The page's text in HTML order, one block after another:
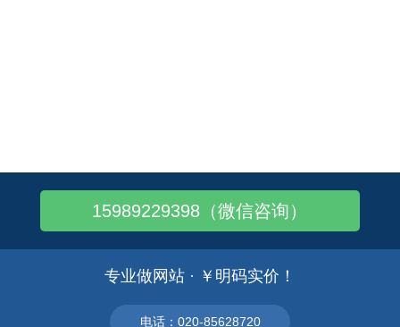
15989229398（微信咨询）
专业做网站 · ￥明码实价！
电话：020-85628720